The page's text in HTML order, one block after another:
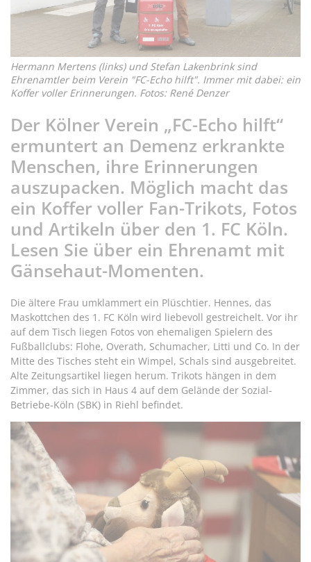
Hermann Mertens (links) und Stefan Lakenbrink sind
Ehrenamtler beim Verein "FC-Echo hilft". Immer mit dabei: ein
Koffer voller Erinnerungen. Fotos: René Denzer
Der Kölner Verein „FC-Echo hilft“
ermuntert an Demenz erkrankte
Menschen, ihre Erinnerungen
auszupacken. Möglich macht das
ein Koffer voller Fan-Trikots, Fotos
und Artikeln über den 1. FC Köln.
Lesen Sie über ein Ehrenamt mit
Gänsehaut-Momenten.
Die ältere Frau umklammert ein Plüschtier. Hennes, das
Maskottchen des 1. FC Köln wird liebevoll gestreichelt. Vor ihr
auf dem Tisch liegen Fotos von ehemaligen Spielern des
Fußballclubs: Flohe, Overath, Schumacher, Litti und Co. In der
Mitte des Tisches steht ein Wimpel, Schals sind ausgebreitet.
Alte Zeitungsartikel liegen herum. Trikots hängen in dem
Zimmer, das sich in Haus 4 auf dem Gelände der Sozial-
Betriebe-Köln (SBK) in Riehl befindet.